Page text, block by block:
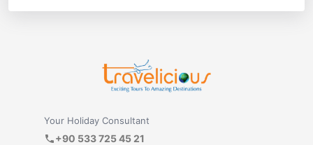
Your Holiday Consultant
+90 533 725 45 21